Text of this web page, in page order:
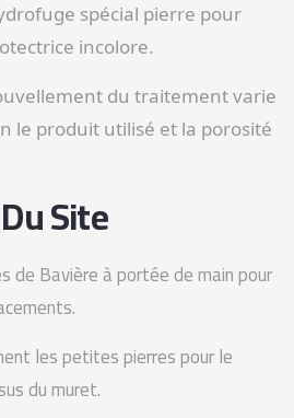
spécial pierre pour
incolore.
du traitement varie
le produit utilisé et la porosité
Site
de Bavière à portée de main pour
les petites pierres pour le
du muret.